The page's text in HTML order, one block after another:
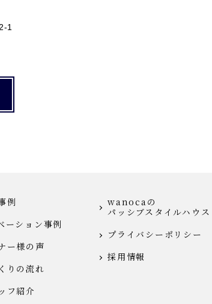
1
例
ーション事例
ー様の声
りの流れ
フ紹介
wanocaの
パッシブスタイルハウス
プライバシーポリシー
採用情報